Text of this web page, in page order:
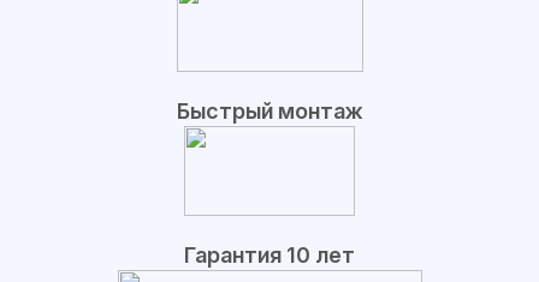
Быстрый монтаж
Гарантия 10 лет